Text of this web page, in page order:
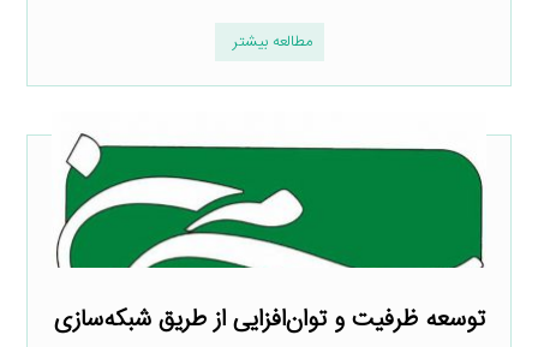
مطالعه بیشتر
توسعه ظرفیت و توان‌افزایی از طریق شبکه‌سازی